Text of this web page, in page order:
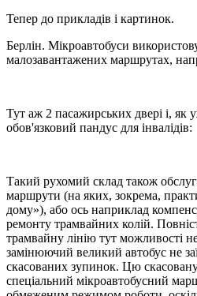
Тепер до прикладів і картинок.
Берлін. Мікроавтобуси
малозавантажених маршрутах,
Тут аж 2 пасажирських двері і, як
обов'язковий пандус для інвалідів:
Такий рухомий склад також
маршрути (на яких, зокрема,
дому»), або ось наприклад
ремонту трамвайних колій.
трамвайну лінію тут можливості
замінюючий великий автобус не
скасованих зупинок. Цю
спеціальний мікроавтобусний